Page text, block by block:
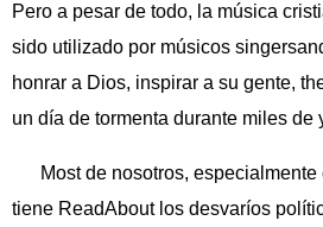
Pero a pesar de todo, la música
sido utilizado por músicos
honrar a Dios, inspirar a su gente,
un día de tormenta durante miles de
Most de nosotros,
tiene ReadAbout los desvaríos